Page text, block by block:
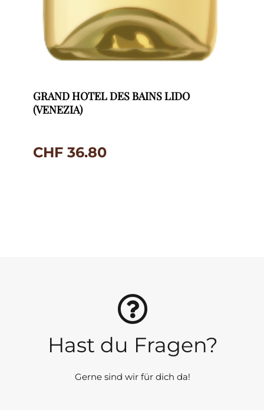
GRAND HOTEL DES BAINS LIDO
(VENEZIA)
CHF 36.80
Hast du Fragen?
Gerne sind wir für dich da!